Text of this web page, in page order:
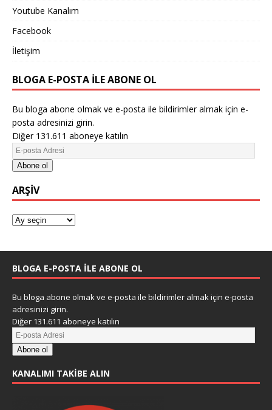
Youtube Kanalım
Facebook
İletişim
BLOGA E-POSTA ILE ABONE OL
Bu bloga abone olmak ve e-posta ile bildirimler almak için e-
posta adresinizi girin.
Diğer 131.611 aboneye katılın
Abone ol
ARŞIV
BLOGA E-POSTA ILE ABONE OL
Bu bloga abone olmak ve e-posta ile bildirimler almak için e-posta
adresinizi girin.
Diğer 131.611 aboneye katılın
Abone ol
KANALIMI TAKIBE ALIN